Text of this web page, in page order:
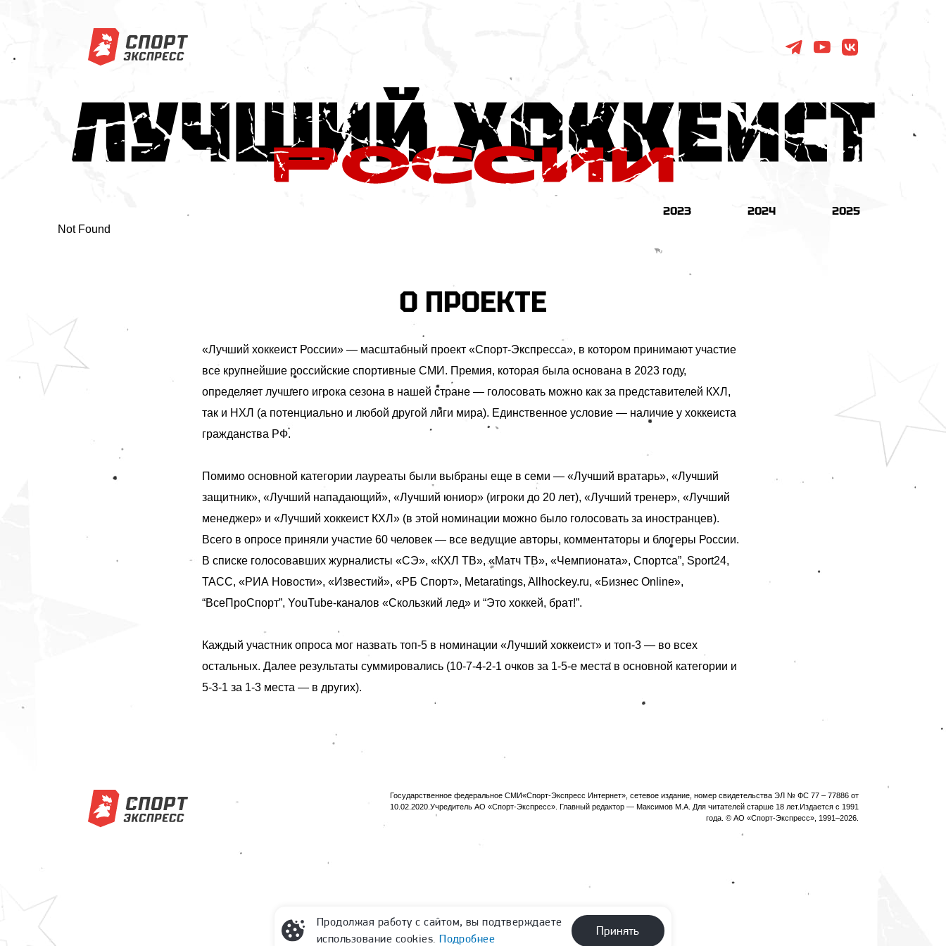
2023 2024 2025
Not Found
О ПРОЕКТЕ
«Лучший хоккеист России» — масштабный проект «Спорт-Экспресса», в котором принимают участие
все крупнейшие российские спортивные СМИ. Премия, которая была основана в 2023 году,
определяет лучшего игрока сезона в нашей стране — голосовать можно как за представителей КХЛ,
так и НХЛ (а потенциально и любой другой лиги мира). Единственное условие — наличие у хоккеиста
гражданства РФ.
Помимо основной категории лауреаты были выбраны еще в семи — «Лучший вратарь», «Лучший
защитник», «Лучший нападающий», «Лучший юниор» (игроки до 20 лет), «Лучший тренер», «Лучший
менеджер» и «Лучший хоккеист КХЛ» (в этой номинации можно было голосовать за иностранцев).
Всего в опросе приняли участие 60 человек — все ведущие авторы, комментаторы и блогеры России.
В списке голосовавших журналисты «СЭ», «КХЛ ТВ», «Матч ТВ», «Чемпионата», Cпортса”, Sport24,
ТАСС, «РИА Новости», «Известий», «РБ Спорт», Metaratings, Allhockey.ru, «Бизнес Online»,
“ВсеПроСпорт”, YouTube-каналов «Скользкий лед» и “Это хоккей, брат!”.
Каждый участник опроса мог назвать топ-5 в номинации «Лучший хоккеист» и топ-3 — во всех
остальных. Далее результаты суммировались (10-7-4-2-1 очков за 1-5-е места в основной категории и
5-3-1 за 1-3 места — в других).
Государственное федеральное СМИ«Спорт-Экспресс Интернет», сетевое издание, номер свидетельства ЭЛ № ФС 77 – 77886 от
10.02.2020.Учредитель АО «Спорт-Экспресс». Главный редактор — Максимов М.А. Для читателей старше 18 лет.Издается с 1991
года. © АО «Спорт-Экспресс», 1991–2026.
Продолжая работу с сайтом, вы подтверждаете
использование cookies.Подробнее
Принять